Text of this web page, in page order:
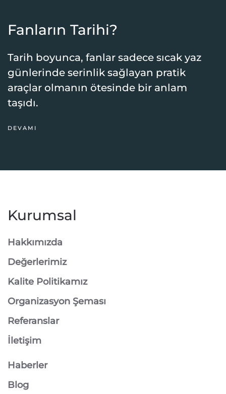
Fanların Tarihi?
Tarih boyunca, fanlar sadece sıcak yaz
günlerinde serinlik sağlayan pratik
araçlar olmanın ötesinde bir anlam
taşıdı.
DEVAMI
Kurumsal
Hakkımızda
Değerlerimiz
Kalite Politikamız
Organizasyon Şeması
Referanslar
İletişim
Haberler
Blog